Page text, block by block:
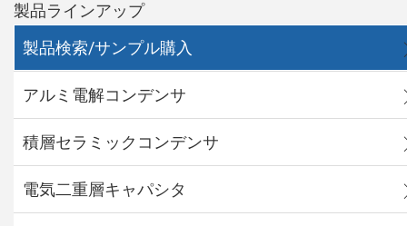
製品ラインアップ
製品検索/サンプル購入
アルミ電解コンデンサ
積層セラミックコンデンサ
電気二重層キャパシタ